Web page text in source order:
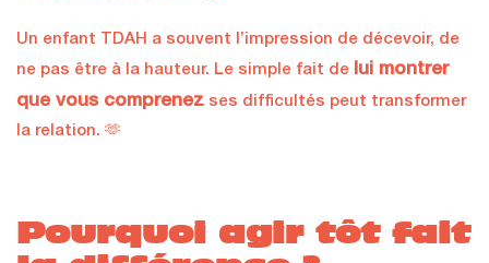
Un enfant TDAH a souvent l’impression de décevoir, de
ne pas être à la hauteur. Le simple fait de lui montrer
que vous comprenez ses difficultés peut transformer
la relation. 🫶
Pourquoi agir tôt fait